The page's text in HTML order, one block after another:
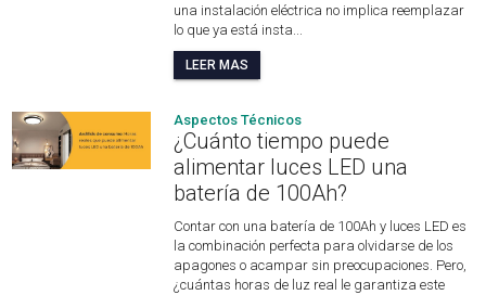
una instalación eléctrica no implica reemplazar
lo que ya está insta...
LEER MAS
Aspectos Técnicos
¿Cuánto tiempo puede
alimentar luces LED una
batería de 100Ah?
Contar con una batería de 100Ah y luces LED es
la combinación perfecta para olvidarse de los
apagones o acampar sin preocupaciones. Pero,
¿cuántas horas de luz real le garantiza este